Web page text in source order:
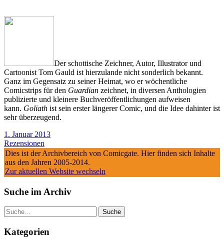
Der schottische Zeichner, Autor, Illustrator und
Cartoonist Tom Gauld ist hierzulande nicht sonderlich bekannt.
Ganz im Gegensatz zu seiner Heimat, wo er wöchentliche
Comicstrips für den Guardian zeichnet, in diversen Anthologien
publizierte und kleinere Buchveröffentlichungen aufweisen
kann. Goliath ist sein erster längerer Comic, und die Idee dahinter ist
sehr überzeugend.
1. Januar 2013
Rezensionen
Dies ist der Archivbereich von Comicgate. Hier finden sich Inhalte
aus den Jahren 2005-2014.
Zur aktuellen Website wechseln
Suche im Archiv
Suche
Kategorien